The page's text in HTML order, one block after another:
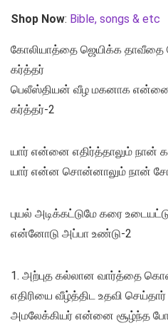
Shop Now: Bible, songs & etc
கோலியாத்தை ஜெயிக்க தாவீதை
கர்த்தர்
பெலீஸ்தியன் வீழ மகனாக என்னை
கர்த்தர்-2
யார் என்னை எதிர்த்தாலும் நான்
யார் என்ன சொன்னாலும் நான்
புயல் அடிக்கட்டுமே கரை
என்னோடு அப்பா உண்டு-2
1. அற்புத கல்லான வார்த்தை
எதிரியை வீழ்த்திட உதவி செய்தார்
அமலேக்கியர் என்னை சூழ்ந்த